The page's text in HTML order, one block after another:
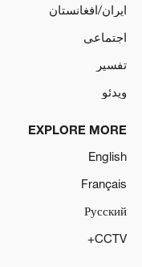
ایران/افغانستان
اجتماعی
تفسیر
ویدئو
EXPLORE MORE
English
Français
Русский
CCTV+